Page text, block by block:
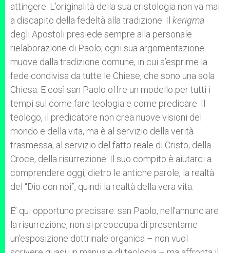
attingere. L’originalità della sua cristologia non va mai
a discapito della fedeltà alla tradizione. Il kerigma
degli Apostoli presiede sempre alla personale
rielaborazione di Paolo; ogni sua argomentazione
muove dalla tradizione comune, in cui s’esprime la
fede condivisa da tutte le Chiese, che sono una sola
Chiesa. E così san Paolo offre un modello per tutti i
tempi sul come fare teologia e come predicare. Il
teologo, il predicatore non crea nuove visioni del
mondo e della vita, ma è al servizio della verità
trasmessa, al servizio del fatto reale di Cristo, della
Croce, della risurrezione. Il suo compito è aiutarci a
comprendere oggi, dietro le antiche parole, la realtà
del “Dio con noi”, quindi la realtà della vera vita.
E’ qui opportuno precisare: san Paolo, nell’annunciare
la risurrezione, non si preoccupa di presentarne
un’esposizione dottrinale organica – non vuol